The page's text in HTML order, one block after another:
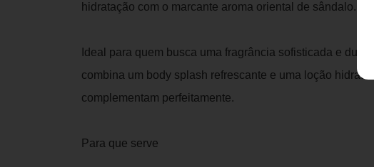
hidratação com o marcante aroma oriental de sândalo.
Ideal para quem busca uma fragrância sofisticada e
combina um body splash refrescante e uma loção
complementam perfeitamente.
Para que serve